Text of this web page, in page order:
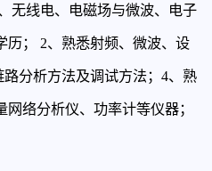
无线电、电磁场与微波、电子
历；2、熟悉射频、微波、设
路分析方法及调试方法；4、熟
络分析仪、功率计等仪器；